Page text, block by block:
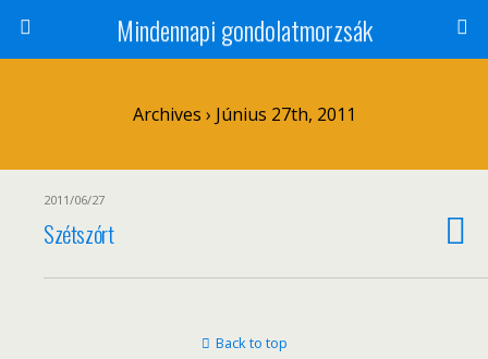
Mindennapi gondolatmorzsák
Archives › Június 27th, 2011
2011/06/27
Szétszórt
Back to top